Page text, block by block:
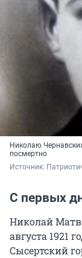
Николаю
посмертно
Источник:
С первых
Николай
августа 1921
Сысертский